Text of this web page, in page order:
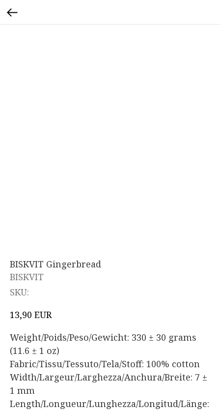
BISKVIT Gingerbread
BISKVIT
SKU:
13,90 EUR
Weight/Poids/Peso/Gewicht: 330 ± 30 grams
(11.6 ± 1 oz)
Fabric/Tissu/Tessuto/Tela/Stoff: 100% cotton
Width/Largeur/Larghezza/Anchura/Breite: 7 ±
1 mm
Length/Longueur/Lunghezza/Longitud/Länge: